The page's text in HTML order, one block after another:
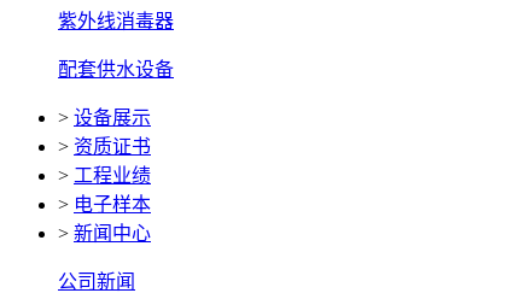
紫外线消毒器
配套供水设备
> 设备展示
> 资质证书
> 工程业绩
> 电子样本
> 新闻中心
公司新闻